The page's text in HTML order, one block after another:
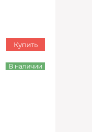
Купить
В наличии